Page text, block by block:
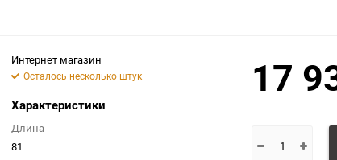
Интернет магазин
Осталось несколько штук
Характеристики
Длина
81
17